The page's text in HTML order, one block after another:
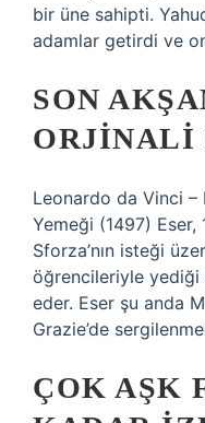
bir üne sahipti.
adamlar getirdi ve
SON
ORJINALI
Leonardo da Vinci –
Yemeği (1497)
Sforza’nın isteği
öğrencileriyle
eder. Eser şu anda
Grazie’de
ÇOK AŞK